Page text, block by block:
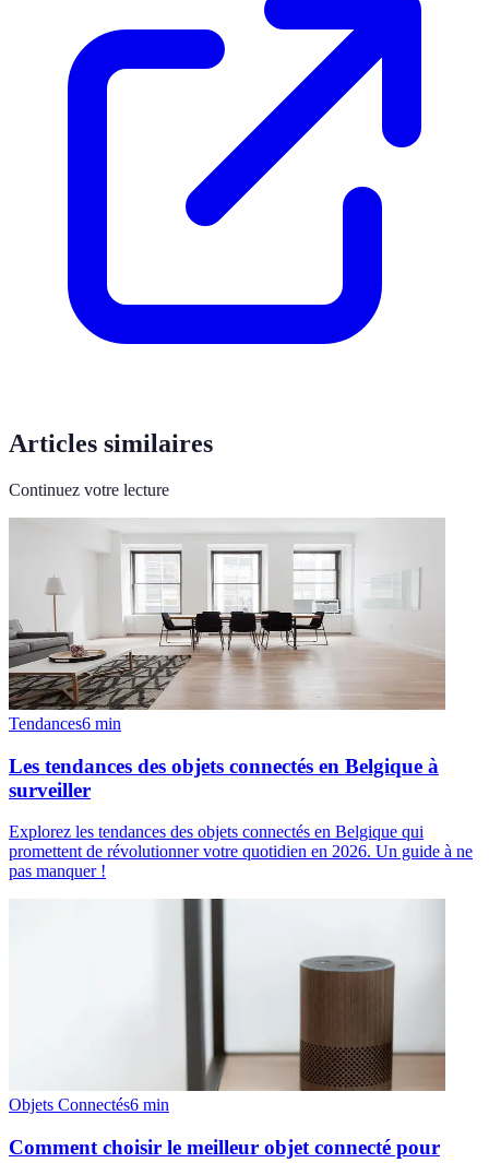
Articles similaires
Continuez votre lecture
Tendances6 min
Les tendances des objets connectés en Belgique à
surveiller
Explorez les tendances des objets connectés en Belgique qui
promettent de révolutionner votre quotidien en 2026. Un guide à ne
pas manquer !
Objets Connectés6 min
Comment choisir le meilleur objet connecté pour